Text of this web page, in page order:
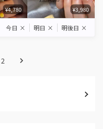
¥4,780 ¥3,980
今日 × 明日 × 明後日 ×
2